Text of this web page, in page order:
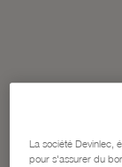
La société Devinlec,
pour s'assurer du